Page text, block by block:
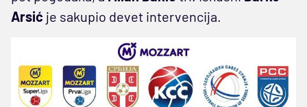
Arsić je sakupio devet intervencija.